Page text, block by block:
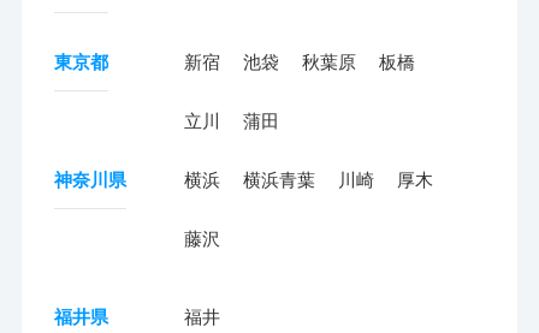
東京都 新宿 池袋 秋葉原 板橋
立川 蒲田
神奈川県 横浜 横浜青葉 川崎 厚木
藤沢
福井県 福井